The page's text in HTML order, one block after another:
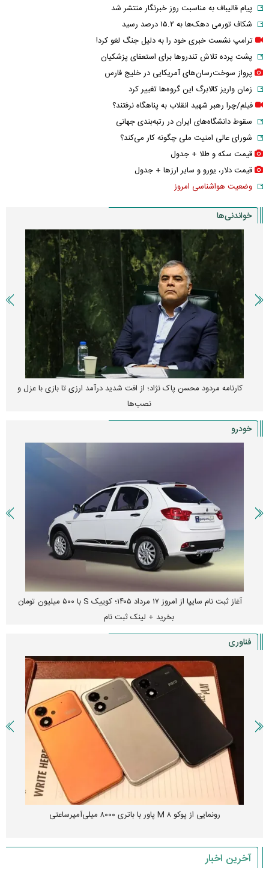
پیام قالیباف به مناسبت روز خبرنگار منتشر شد
شکاف تورمی دهک‌ها به ۱۵.۲ درصد رسید
ترامپ نشست خبری خود را به دلیل جنگ لغو کرد!
پشت پرده تلاش تندروها برای استعفای پزشکیان
پرواز سوخت‌رسان‌های آمریکایی در خلیج فارس
زمان واریز کالابرگ این گروه‌ها تغییر کرد
فیلم/چرا رهبر شهید انقلاب به پناهگاه نرفتند؟
سقوط دانشگاه‌های ایران در رتبه‌بندی جهانی
شورای عالی امنیت ملی چگونه کار می‌کند؟
قیمت سکه و طلا + جدول
قیمت دلار، یورو و سایر ارز‌ها + جدول
وضعیت هواشناسی امروز
خواندنی‌ها
کارنامه مردود محسن پاک‌ نژاد؛ از افت شدید درآمد ارزی تا بازی با عزل و
نصب‌ها
خودرو
آغاز ثبت نام سایپا از امروز ۱۷ مرداد ۱۴۰۵؛ کوییک S با ۵۰۰ میلیون تومان
بخرید + لینک ثبت نام
فناوری
رونمایی از پوکو M ۸ پاور با باتری ۸۰۰۰ میلی‌آمپرساعتی
آخرین اخبار